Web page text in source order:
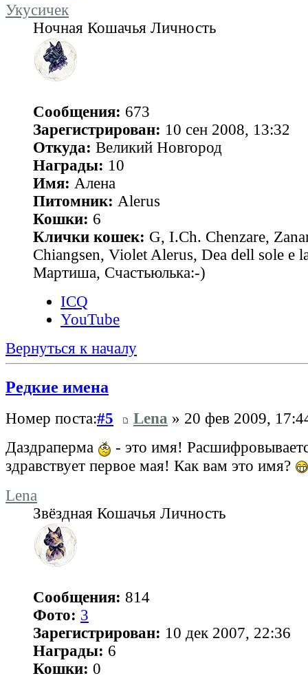
Укусичек
Ночная Кошачья Личность
Сообщения: 673
Зарегистрирован: 10 сен 2008, 13:32
Откуда: Великий Новгород
Награды: 10
Имя: Алена
Питомник: Alerus
Кошки: 6
Клички кошек: G, I.Ch. Chenzare,
Chiangsen, Violet Alerus, Dea dell sole e
Мартиша, Счастьюлька:-)
ICQ
YouTube
Вернуться к началу
Редкие имена
Номер поста:#5 Lena » 20 фев 2009,
Даздраперма
- это имя!
здравствует первое мая! Как вам это имя?
Lena
Звёздная Кошачья Личность
Сообщения: 814
Фото: 3
Зарегистрирован: 10 дек 2007, 22:36
Награды: 6
Кошки: 0